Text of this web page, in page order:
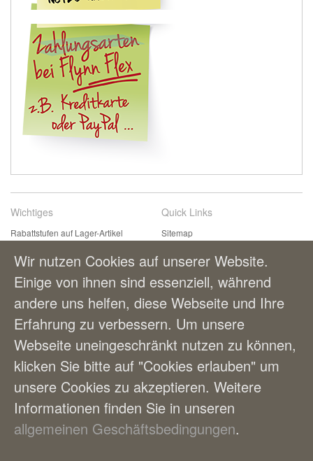
Wichtiges
Rabattstufen auf Lager-Artikel
Einfach & bequem bestellen
Zahlungsmöglichkeiten
Lieferung und Versandkosten
AGBs
Quick Links
Sitemap
Erweiterte Suche
Benutzerkonto
Mein Benutzerkonto
Bestellungen
Wir nutzen Cookies auf unserer Website.
Einige von ihnen sind essenziell, während
andere uns helfen, diese Webseite und Ihre
Erfahrung zu verbessern. Um unsere
Webseite uneingeschränkt nutzen zu können,
klicken Sie bitte auf "Cookies erlauben" um
unsere Cookies zu akzeptieren. Weitere
Informationen finden Sie in unseren
allgemeinen Geschäftsbedingungen.